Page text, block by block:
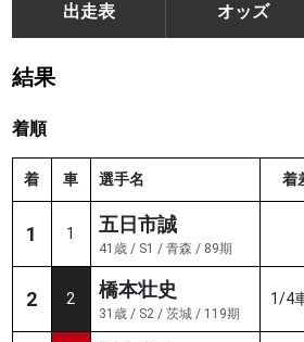
出走表 オッズ
結果
着順
着 車 選手名 着
1 1 五日市誠
41歳 / S1 / 青森 / 89期
2 2 橋本壮史
31歳 / S2 / 茨城 / 119期
1/4